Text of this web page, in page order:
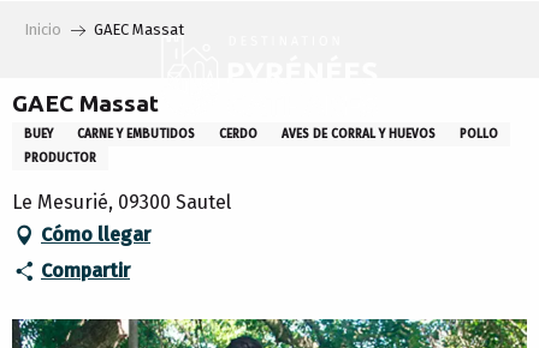
principal
Inicio GAEC Massat
GAEC Massat
BUEY CARNE Y EMBUTIDOS CERDO AVES DE CORRAL Y HUEVOS
POLLO
PRODUCTOR
Le Mesurié, 09300 Sautel
Cómo llegar
Compartir